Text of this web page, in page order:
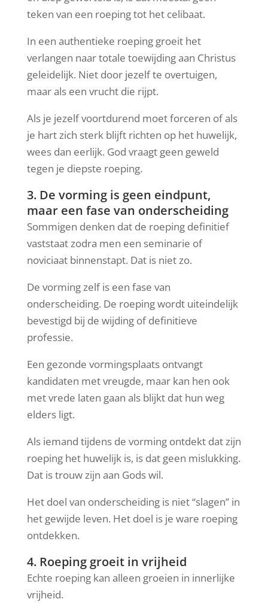
teken van een roeping tot het celibaat.
In een authentieke roeping groeit het
verlangen naar totale toewijding aan Christus
geleidelijk. Niet door jezelf te overtuigen,
maar als een vrucht die rijpt.
Als je jezelf voortdurend moet forceren of als
je hart zich sterk blijft richten op het huwelijk,
wees dan eerlijk. God vraagt geen geweld
tegen je diepste roeping.
3. De vorming is geen eindpunt,
maar een fase van onderscheiding
Sommigen denken dat de roeping definitief
vaststaat zodra men een seminarie of
noviciaat binnenstapt. Dat is niet zo.
De vorming zelf is een fase van
onderscheiding. De roeping wordt uiteindelijk
bevestigd bij de wijding of definitieve
professie.
Een gezonde vormingsplaats ontvangt
kandidaten met vreugde, maar kan hen ook
met vrede laten gaan als blijkt dat hun weg
elders ligt.
Als iemand tijdens de vorming ontdekt dat zijn
roeping het huwelijk is, is dat geen mislukking.
Dat is trouw zijn aan Gods wil.
Het doel van onderscheiding is niet “slagen” in
het gewijde leven. Het doel is je ware roeping
ontdekken.
4. Roeping groeit in vrijheid
Echte roeping kan alleen groeien in innerlijke
vrijheid.